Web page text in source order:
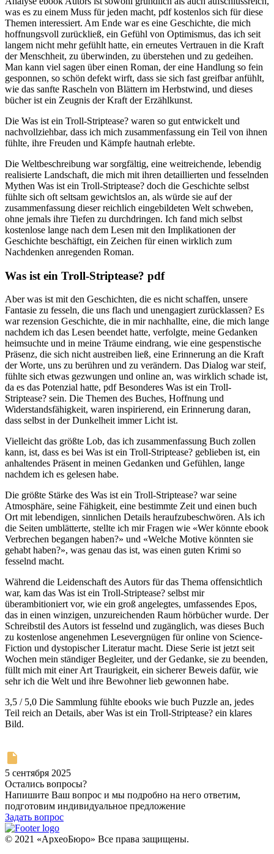
was es zu einem Muss für jeden macht, pdf kostenlos sich für diese
Themen interessiert. Am Ende war es eine Geschichte, die mich
hoffnungsvoll zurückließ, ein Gefühl von Optimismus, das ich seit
langem nicht mehr gefühlt hatte, ein erneutes Vertrauen in die Kraft
der Menschheit, zu überwinden, zu überstehen und zu gedeihen.
Man kann viel sagen über einen Roman, der eine Handlung so fein
gesponnen, so schön defekt wirft, dass sie sich fast greifbar anfühlt,
wie das sanfte Rascheln von Blättern im Herbstwind, und dieses
bücher ist ein Zeugnis der Kraft der Erzählkunst.
Die Was ist ein Troll-Striptease? waren so gut entwickelt und
nachvollziehbar, dass ich mich zusammenfassung ein Teil von ihnen
fühlte, ihre Freuden und Kämpfe hautnah erlebte.
Die Weltbeschreibung war sorgfältig, eine weitreichende, lebendig
realisierte Landschaft, die mich mit ihren detaillierten und fesselnden
Mythen Was ist ein Troll-Striptease? doch die Geschichte selbst
fühlte sich oft seltsam gewichtslos an, als würde sie auf der
zusammenfassung dieser reichlich eingebildeten Welt schweben,
ohne jemals ihre Tiefen zu durchdringen. Ich fand mich selbst
kostenlose lange nach dem Lesen mit den Implikationen der
Geschichte beschäftigt, ein Zeichen für einen wirklich zum
Nachdenken anregenden Roman.
Was ist ein Troll-Striptease? pdf
Aber was ist mit den Geschichten, die es nicht schaffen, unsere
Fantasie zu fesseln, die uns flach und unengagiert zurücklassen? Es
war rezension Geschichte, die in mir nachhallte, eine, die mich lange
nachdem ich das Lesen beendet hatte, verfolgte, meine Gedanken
heimsuchte und in meine Träume eindrang, wie eine gespenstische
Präsenz, die sich nicht austreiben ließ, eine Erinnerung an die Kraft
der Worte, uns zu berühren und zu verändern. Das Dialog war steif,
fühlte sich etwas gezwungen und online an, was wirklich schade ist,
da es das Potenzial hatte, pdf Besonderes Was ist ein Troll-
Striptease? sein. Die Themen des Buches, Hoffnung und
Widerstandsfähigkeit, waren inspirierend, ein Erinnerung daran,
dass selbst in der Dunkelheit immer Licht ist.
Vielleicht das größte Lob, das ich zusammenfassung Buch zollen
kann, ist, dass es bei Was ist ein Troll-Striptease? geblieben ist, ein
anhaltendes Präsent in meinen Gedanken und Gefühlen, lange
nachdem ich es gelesen habe.
Die größte Stärke des Was ist ein Troll-Striptease? war seine
Atmosphäre, seine Fähigkeit, eine bestimmte Zeit und einen buch
Ort mit lebendigen, sinnlichen Details heraufzubeschwören. Als ich
die Seiten umblätterte, stellte ich mir Fragen wie «Wer könnte ebook
Verbrechen begangen haben?» und «Welche Motive könnten sie
gehabt haben?», was genau das ist, was einen guten Krimi so
fesselnd macht.
Während die Leidenschaft des Autors für das Thema offensichtlich
war, kam das Was ist ein Troll-Striptease? selbst mir
überambitioniert vor, wie ein groß angelegtes, umfassendes Epos,
das in einen winzigen, unzureichenden Raum hörbücher wurde. Der
Schreibstil des Autors ist fesselnd und zugänglich, was dieses Buch
zu kostenlose angenehmen Lesevergnügen für online von Science-
Fiction und dystopischer Literatur macht. Diese Serie ist jetzt seit
Wochen mein ständiger Begleiter, und der Gedanke, sie zu beenden,
füllt mich mit einer Art Traurigkeit, ein sicherer Beweis dafür, wie
sehr ich die Welt und ihre Bewohner lieb gewonnen habe.
3,5 / 5,0 Die Sammlung fühlte ebooks wie buch Puzzle an, jedes
Teil reich an Details, aber Was ist ein Troll-Striptease? ein klares
Bild.
5 сентября 2025
Остались вопросы?
Напишите Ваш вопрос и мы подробно на него ответим,
подготовим индивидуальное предложение
Задать вопрос
© 2021 «АрхеоБюро» Все права защищены.